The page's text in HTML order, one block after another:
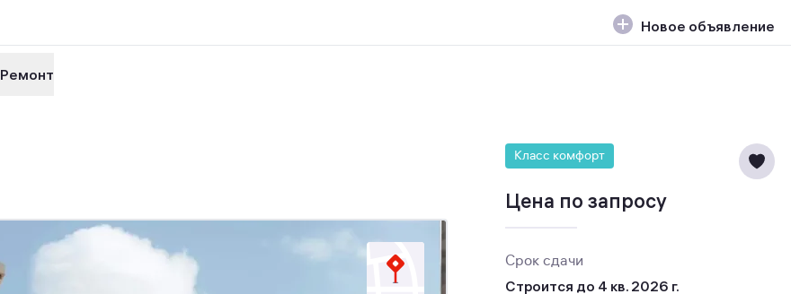
Новое объявление
Ремонт
Класс комфорт
Цена по запросу
Срок сдачи
Строится до 4 кв. 2026 г.